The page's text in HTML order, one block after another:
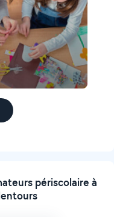
périscolaire à